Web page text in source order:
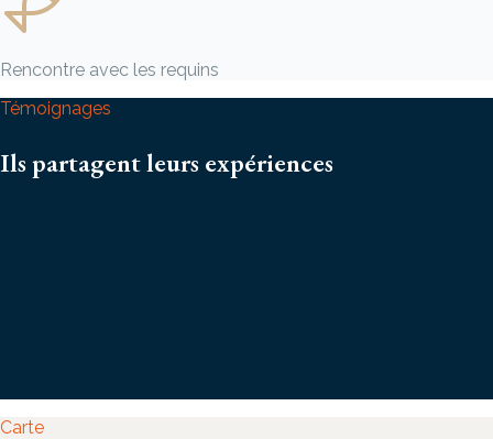
Rencontre avec les requins
Témoignages
Ils partagent leurs expériences
Carte